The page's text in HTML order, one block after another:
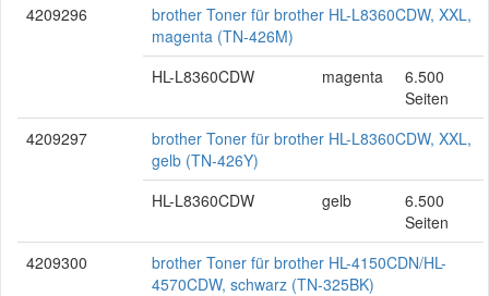
4209296
brother Toner für brother HL-L8360CDW, XXL,
magenta (TN-426M)
HL-L8360CDW
magenta
6.500
Seiten
4209297
brother Toner für brother HL-L8360CDW, XXL,
gelb (TN-426Y)
HL-L8360CDW
gelb
6.500
Seiten
4209300
brother Toner für brother HL-4150CDN/HL-
4570CDW, schwarz (TN-325BK)